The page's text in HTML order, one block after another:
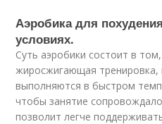
Аэробика для
условиях.
Суть аэробики состоит в
жиросжигающая тренировка,
выполняются в быстром
чтобы занятие
позволит легче